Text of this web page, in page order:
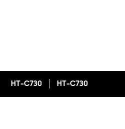
HT-C730 HT-C730